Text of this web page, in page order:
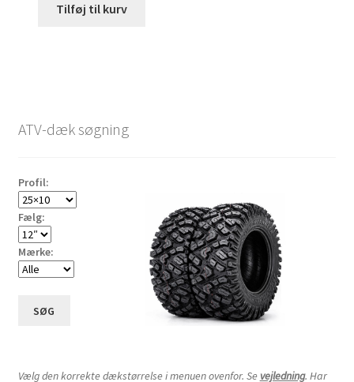
Tilføj til kurv
ATV-dæk søgning
Profil:
Fælg:
Mærke:
SØG
Vælg den korrekte dækstørrelse i menuen ovenfor. Se vejledning. Har